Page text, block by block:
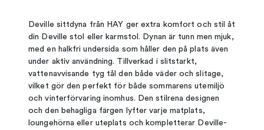
Deville sittdyna från HAY ger extra komfort och stil åt
din Deville stol eller karmstol. Dynan är tunn men mjuk,
med en halkfri undersida som håller den på plats även
under aktiv användning. Tillverkad i slitstarkt,
vattenavvisande tyg tål den både väder och slitage,
vilket gör den perfekt för både sommarens utemiljö
och vinterförvaring inomhus. Den stilrena designen
och den behagliga färgen lyfter varje matplats,
loungehörna eller uteplats och kompletterar Deville-